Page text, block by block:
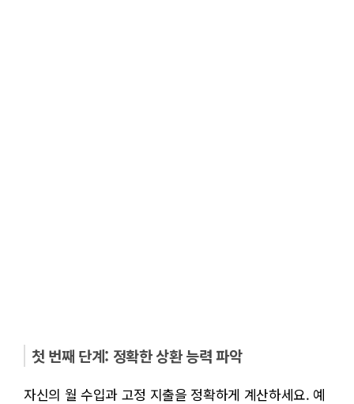
첫 번째 단계: 정확한 상환 능력 파악
자신의 월 수입과 고정 지출을 정확하게 계산하세요. 예